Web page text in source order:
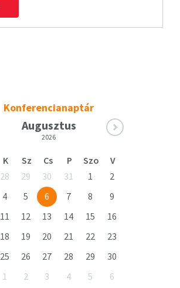
Konferencianaptár
Augusztus
2026
K Sz Cs P Szo
V
28 29 30 31 1
2
4 5 6 7 8
9
11 12 13 14 15
16
18 19 20 21 22
23
25 26 27 28 29
30
1 2 3 4 5 6